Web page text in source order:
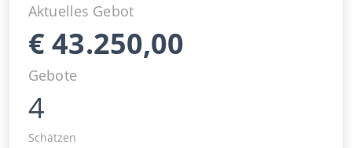
Aktuelles Gebot
€43.250,00
Gebote
4
Schätzen